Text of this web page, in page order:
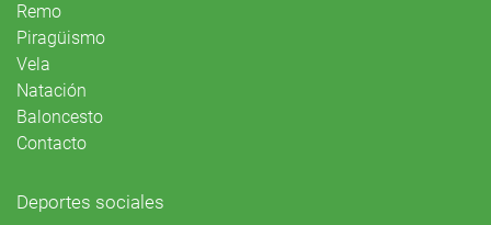
Remo
Piragüismo
Vela
Natación
Baloncesto
Contacto
Deportes sociales